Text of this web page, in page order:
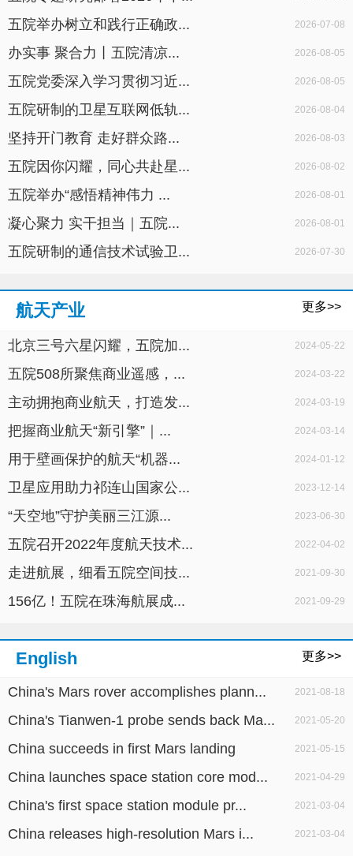
五院举办树立和践行正确政... 2026-07-08
办实事 聚合力丨五院清凉... 2026-08-05
五院党委深入学习贯彻习近... 2026-08-05
五院研制的卫星互联网低轨... 2026-08-04
坚持开门教育 走好群众路... 2026-08-03
五院因你闪耀，同心共赴星... 2026-08-02
五院举办“感悟精神伟力 ... 2026-08-01
凝心聚力 实干担当｜五院... 2026-08-01
五院研制的通信技术试验卫... 2026-07-30
航天产业 更多>>
北京三号六星闪耀，五院加... 2024-05-22
五院508所聚焦商业遥感，... 2024-03-22
主动拥抱商业航天，打造发... 2024-03-19
把握商业航天“新引擎”｜... 2024-03-14
用于壁画保护的航天“机器... 2024-01-12
卫星应用助力祁连山国家公... 2023-12-14
“天空地”守护美丽三江源... 2023-06-30
五院召开2022年度航天技术... 2022-04-02
走进航展，细看五院空间技... 2021-09-30
156亿！五院在珠海航展成... 2021-09-29
English 更多>>
China's Mars rover accomplishes plann... 2021-08-18
China's Tianwen-1 probe sends back Ma... 2021-05-20
China succeeds in first Mars landing 2021-05-15
China launches space station core mod... 2021-04-29
China's first space station module pr... 2021-03-04
China releases high-resolution Mars i... 2021-03-04